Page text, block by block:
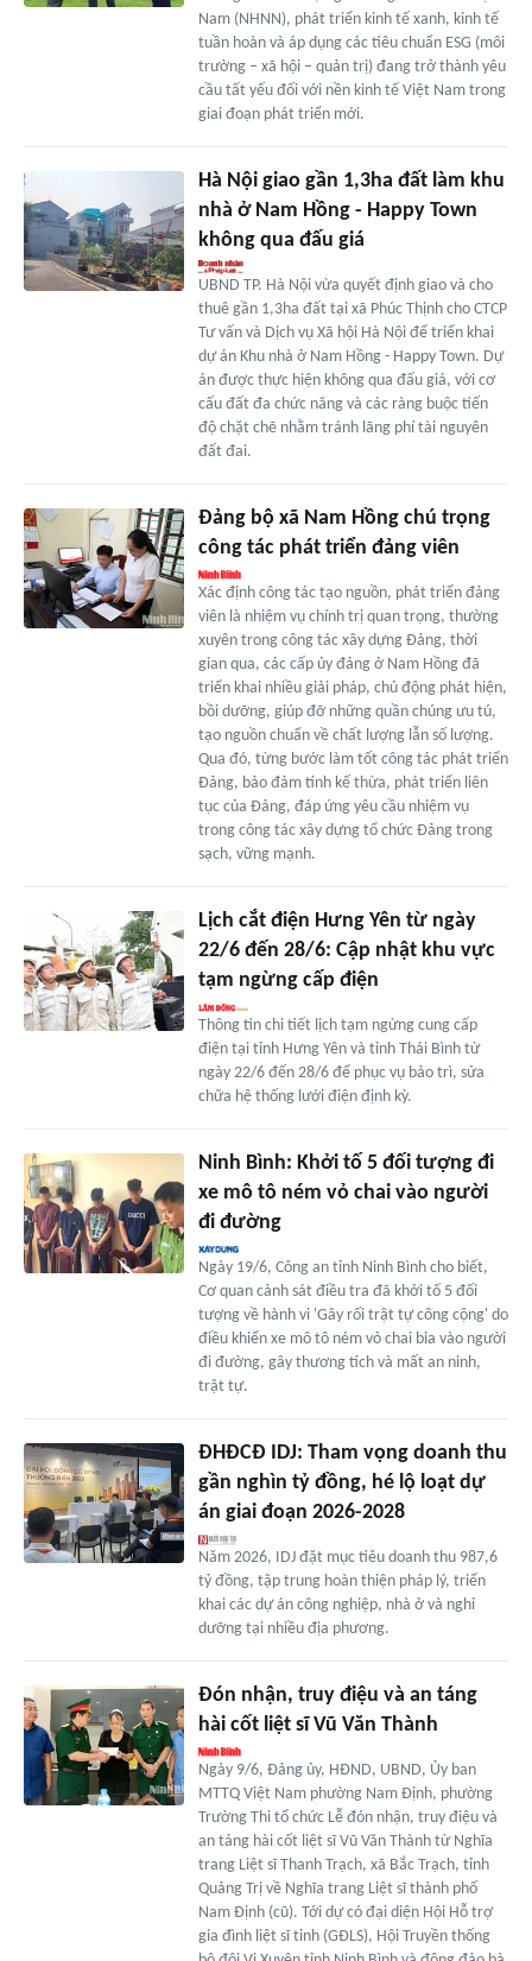
Nam (NHNN), phát triển kinh tế xanh, kinh tế
tuần hoàn và áp dụng các tiêu chuẩn ESG (môi
trường – xã hội – quản trị) đang trở thành yêu
cầu tất yếu đối với nền kinh tế Việt Nam trong
giai đoạn phát triển mới.
Hà Nội giao gần 1,3ha đất làm khu
nhà ở Nam Hồng - Happy Town
không qua đấu giá
UBND TP. Hà Nội vừa quyết định giao và cho
thuê gần 1,3ha đất tại xã Phúc Thịnh cho CTCP
Tư vấn và Dịch vụ Xã hội Hà Nội để triển khai
dự án Khu nhà ở Nam Hồng - Happy Town. Dự
án được thực hiện không qua đấu giá, với cơ
cấu đất đa chức năng và các ràng buộc tiến
độ chặt chẽ nhằm tránh lãng phí tài nguyên
đất đai.
Đảng bộ xã Nam Hồng chú trọng
công tác phát triển đảng viên
Xác định công tác tạo nguồn, phát triển đảng
viên là nhiệm vụ chính trị quan trọng, thường
xuyên trong công tác xây dựng Đảng, thời
gian qua, các cấp ủy đảng ở Nam Hồng đã
triển khai nhiều giải pháp, chủ động phát hiện,
bồi dưỡng, giúp đỡ những quần chúng ưu tú,
tạo nguồn chuẩn về chất lượng lẫn số lượng.
Qua đó, từng bước làm tốt công tác phát triển
Đảng, bảo đảm tính kế thừa, phát triển liên
tục của Đảng, đáp ứng yêu cầu nhiệm vụ
trong công tác xây dựng tổ chức Đảng trong
sạch, vững mạnh.
Lịch cắt điện Hưng Yên từ ngày
22/6 đến 28/6: Cập nhật khu vực
tạm ngừng cấp điện
Thông tin chi tiết lịch tạm ngừng cung cấp
điện tại tỉnh Hưng Yên và tỉnh Thái Bình từ
ngày 22/6 đến 28/6 để phục vụ bảo trì, sửa
chữa hệ thống lưới điện định kỳ.
Ninh Bình: Khởi tố 5 đối tượng đi
xe mô tô ném vỏ chai vào người
đi đường
Ngày 19/6, Công an tỉnh Ninh Bình cho biết,
Cơ quan cảnh sát điều tra đã khởi tố 5 đối
tượng về hành vi 'Gây rối trật tự công cộng' do
điều khiển xe mô tô ném vỏ chai bia vào người
đi đường, gây thương tích và mất an ninh,
trật tự.
ĐHĐCĐ IDJ: Tham vọng doanh thu
gần nghìn tỷ đồng, hé lộ loạt dự
án giai đoạn 2026-2028
Năm 2026, IDJ đặt mục tiêu doanh thu 987,6
tỷ đồng, tập trung hoàn thiện pháp lý, triển
khai các dự án công nghiệp, nhà ở và nghỉ
dưỡng tại nhiều địa phương.
Đón nhận, truy điệu và an táng
hài cốt liệt sĩ Vũ Văn Thành
Ngày 9/6, Đảng ủy, HĐND, UBND, Ủy ban
MTTQ Việt Nam phường Nam Định, phường
Trường Thi tổ chức Lễ đón nhận, truy điệu và
an táng hài cốt liệt sĩ Vũ Văn Thành từ Nghĩa
trang Liệt sĩ Thanh Trạch, xã Bắc Trạch, tỉnh
Quảng Trị về Nghĩa trang Liệt sĩ thành phố
Nam Định (cũ). Tới dự có đại diện Hội Hỗ trợ
gia đình liệt sĩ tỉnh (GĐLS), Hội Truyền thống